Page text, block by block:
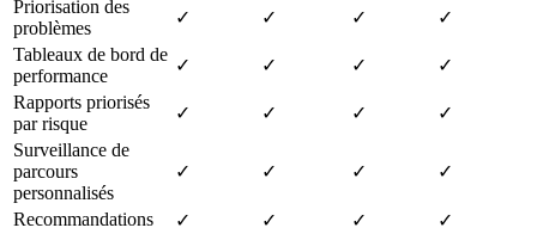
Priorisation des
problèmes
✓ ✓ ✓
✓
Tableaux de bord de
performance
✓ ✓ ✓
✓
Rapports priorisés
par risque
✓ ✓ ✓
✓
Surveillance de
parcours
personnalisés
✓ ✓ ✓ ✓
Recommandations ✓ ✓ ✓
✓